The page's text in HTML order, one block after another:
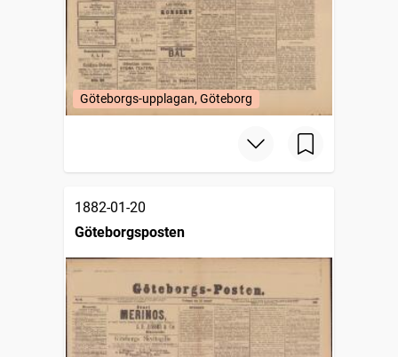
Göteborgs-upplagan, Göteborg
1882-01-20
Göteborgsposten